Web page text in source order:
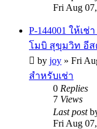
Fri Aug
P-144001 ให้เช่
โมบิ สุขุมวิท อีส
by joy » Fri
สำหรับเช่า
0 Replies
7 Views
Last post
Fri Aug